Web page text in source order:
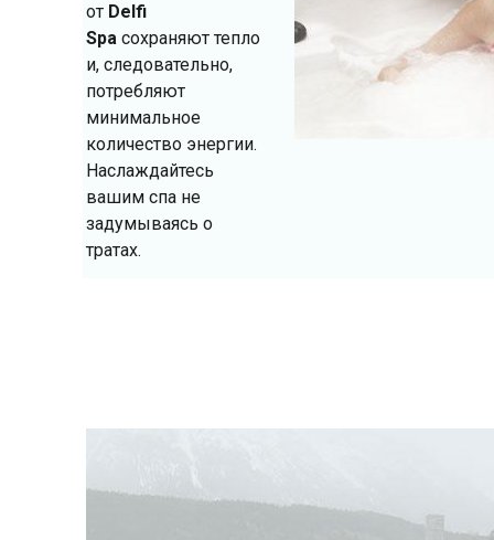
от Delfi
Spa сохраняют тепло
и, следовательно,
потребляют
минимальное
количество энергии.
Наслаждайтесь
вашим спа не
задумываясь о
тратах.